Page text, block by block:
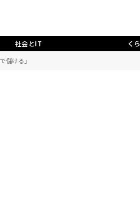
社会とIT く
儲ける」